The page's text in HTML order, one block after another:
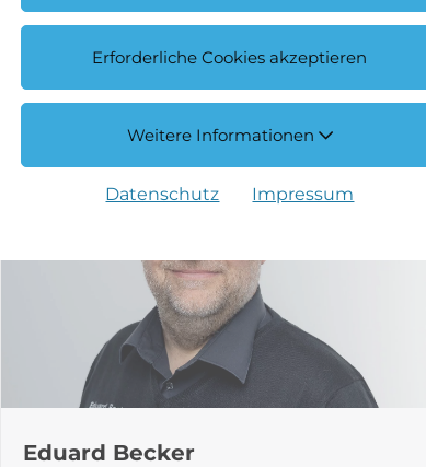
Erforderliche Cookies akzeptieren
Weitere Informationen
Datenschutz Impressum
Eduard Becker